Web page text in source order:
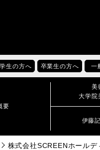
生の方へ 卒業生の方へ 一
要
美
大学院
伊藤
株式会社SCREENホール